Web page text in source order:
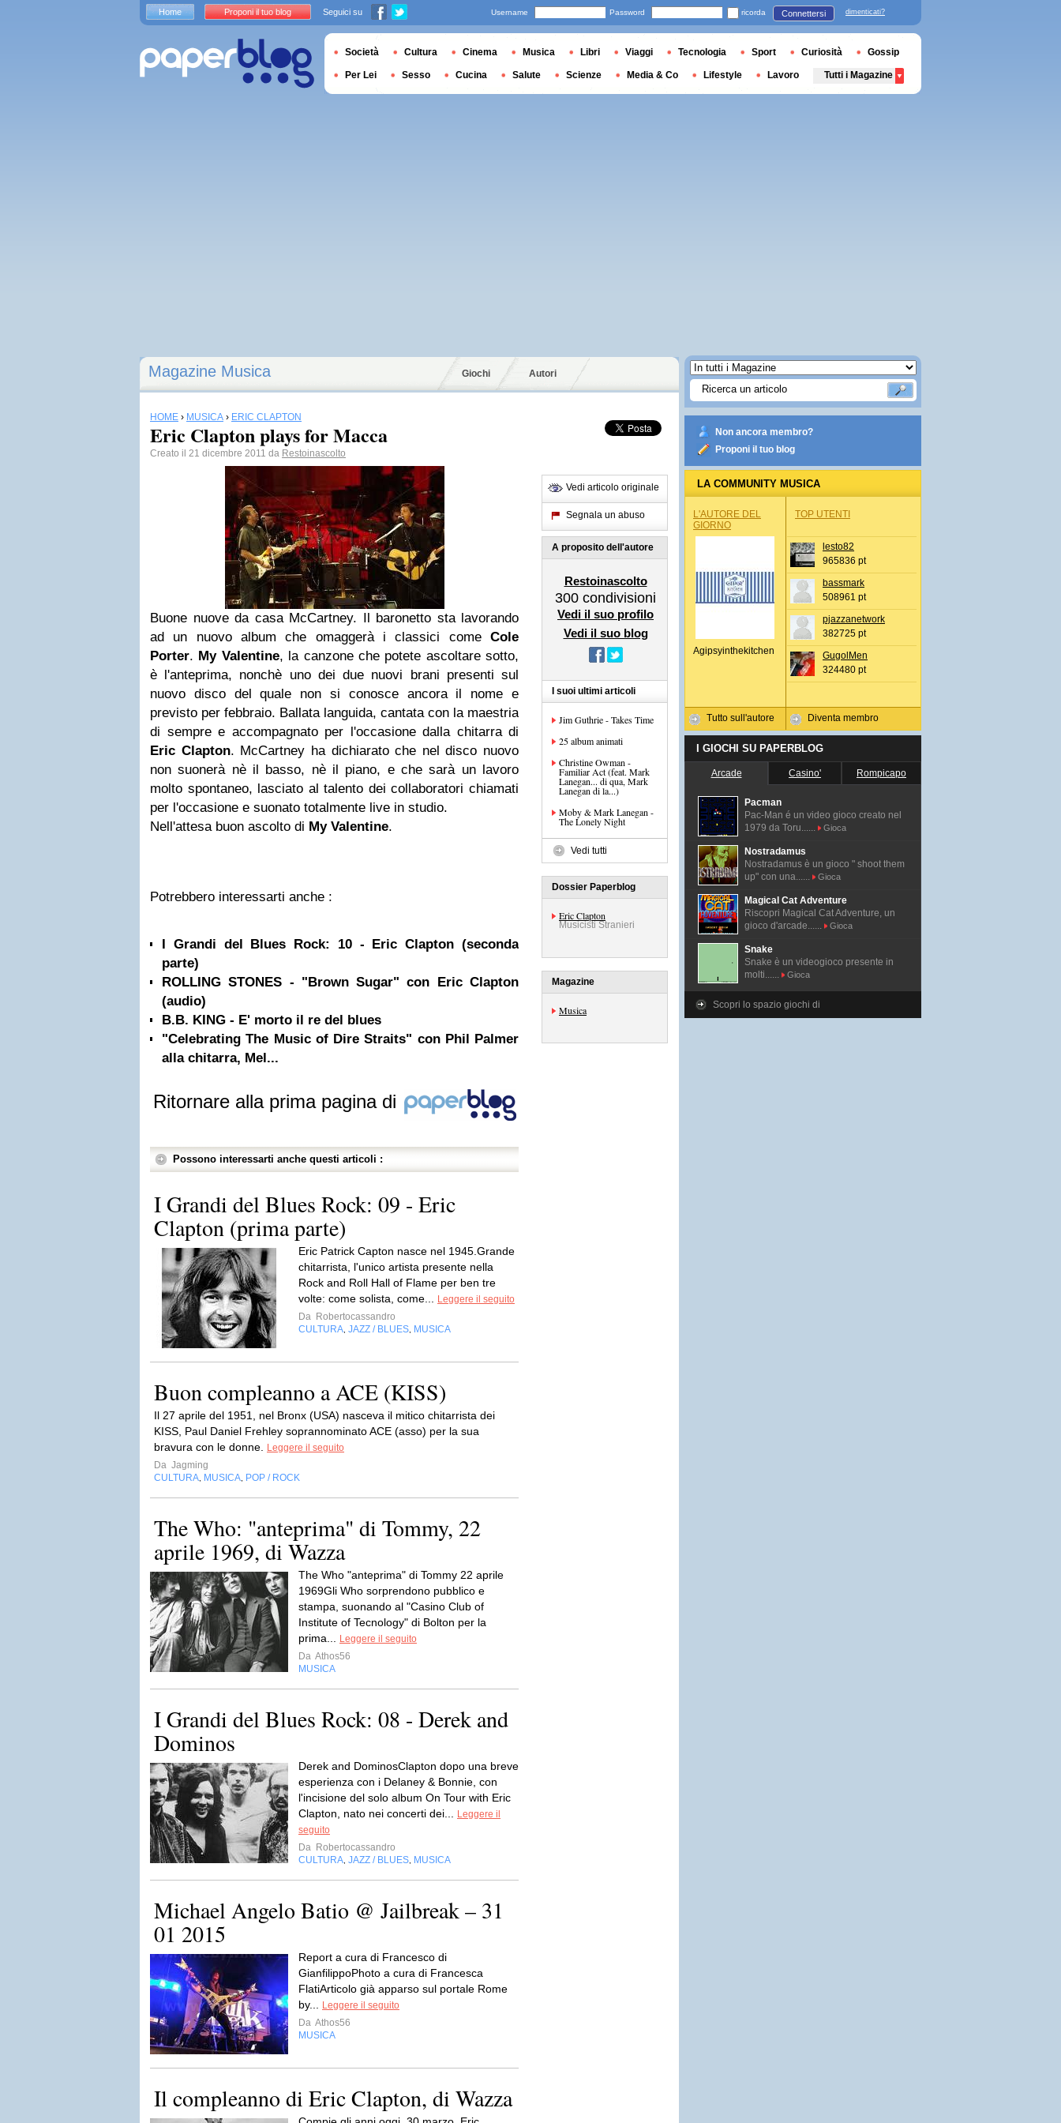
Magazine Musica Giochi Autori
HOME › MUSICA › ERIC CLAPTON
Eric Clapton plays for Macca
Creato il 21 dicembre 2011 da Restoinascolto
Buone nuove da casa McCartney. Il baronetto sta lavorando
ad un nuovo album che omaggerà i classici come Cole
Porter. My Valentine, la canzone che potete ascoltare sotto,
è l'anteprima, nonchè uno dei due nuovi brani presenti sul
nuovo disco del quale non si conosce ancora il nome e
previsto per febbraio. Ballata languida, cantata con la maestria
di sempre e accompagnato per l'occasione dalla chitarra di
Eric Clapton. McCartney ha dichiarato che nel disco nuovo
non suonerà nè il basso, nè il piano, e che sarà un lavoro
molto spontaneo, lasciato al talento dei collaboratori chiamati
per l'occasione e suonato totalmente live in studio.
Nell'attesa buon ascolto di My Valentine.
Potrebbero interessarti anche :
I Grandi del Blues Rock: 10 - Eric Clapton (seconda
parte)
ROLLING STONES - "Brown Sugar" con Eric Clapton
(audio)
B.B. KING - E' morto il re del blues
"Celebrating The Music of Dire Straits" con Phil Palmer
alla chitarra, Mel...
Ritornare alla prima pagina di
Possono interessarti anche questi articoli :
I Grandi del Blues Rock: 09 - Eric
Clapton (prima parte)
Eric Patrick Capton nasce nel 1945.Grande
chitarrista, l'unico artista presente nella
Rock and Roll Hall of Flame per ben tre
volte: come solista, come...
Leggere il seguito
Da Robertocassandro
CULTURA JAZZ / BLUES MUSICA
Buon compleanno a ACE (KISS)
Il 27 aprile del 1951, nel Bronx (USA) nasceva il mitico chitarrista dei
KISS, Paul Daniel Frehley soprannominato ACE (asso) per la sua
bravura con le donne.
Leggere il seguito
Da Jagming
CULTURA MUSICA POP / ROCK
The Who: "anteprima" di Tommy, 22
aprile 1969, di Wazza
The Who "anteprima" di Tommy 22 aprile
1969Gli Who sorprendono pubblico e
stampa, suonando al "Casino Club of
Institute of Tecnology" di Bolton per la
prima...
Leggere il seguito
Da Athos56
MUSICA
I Grandi del Blues Rock: 08 - Derek and
Dominos
Derek and DominosClapton dopo una breve
esperienza con i Delaney & Bonnie, con
l'incisione del solo album On Tour with Eric
Clapton, nato nei concerti dei...
Leggere il
seguito
Da Robertocassandro
CULTURA JAZZ / BLUES MUSICA
Michael Angelo Batio @ Jailbreak – 31
01 2015
Report a cura di Francesco di
GianfilippoPhoto a cura di Francesca
FlatiArticolo già apparso sul portale Rome
by...
Leggere il seguito
Da Athos56
MUSICA
Il compleanno di Eric Clapton, di Wazza
Vedi articolo originale
Segnala un abuso
A proposito dell'autore
Restoinascolto
300 condivisioni
Vedi il suo profilo
Vedi il suo blog
I suoi ultimi articoli
Jim Guthrie - Takes Time
25 album animati
Christine Owman -
Familiar Act (feat. Mark
Lanegan... di qua, Mark
Lanegan di la...)
Moby & Mark Lanegan -
The Lonely Night
Vedi tutti
Dossier Paperblog
Eric Clapton
Musicisti Stranieri
Magazine
Musica
Non ancora membro?
Proponi il tuo blog
LA COMMUNITY MUSICA
L'AUTORE DEL
GIORNO
Agipsyinthekitchen
Tutto sull'autore
TOP UTENTI
lesto82
965836 pt
bassmark
508961 pt
pjazzanetwork
382725 pt
GugolMen
324480 pt
Diventa membro
I GIOCHI SU PAPERBLOG
Arcade Casino' Rompicapo
Pacman
Pac-Man é un video gioco creato nel
1979 da Toru......
Gioca
Nostradamus
Nostradamus è un gioco " shoot them
up" con una......
Gioca
Magical Cat Adventure
Riscopri Magical Cat Adventure, un
gioco d'arcade......
Gioca
Snake
Snake è un videogioco presente in
molti......
Gioca
Scopri lo spazio giochi di
Home Proponi il tuo blog Seguici su Username Password ricorda Connettersi dimenticati?
Società Cultura Cinema Musica Libri Viaggi Tecnologia Sport Curiosità Gossip
Per Lei Sesso Cucina Salute Scienze Media & Co Lifestyle Lavoro Tutti i Magazine